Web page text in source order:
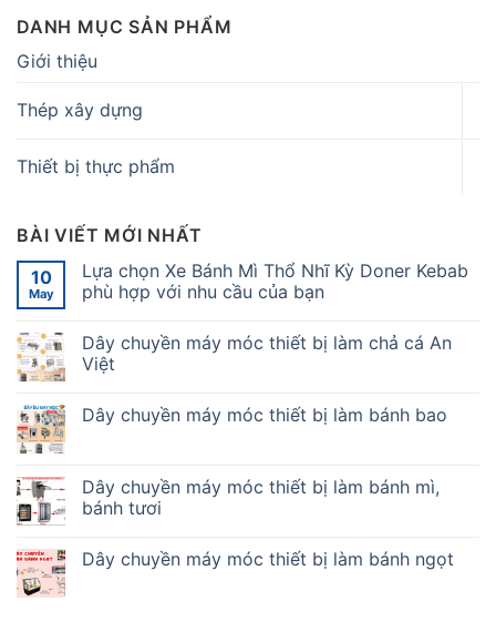
DANH MỤC SẢN PHẨM
Giới thiệu
Thép xây dựng
Thiết bị thực phẩm
BÀI VIẾT MỚI NHẤT
10
May
Lựa chọn Xe Bánh Mì Thổ Nhĩ Kỳ Doner Kebab
phù hợp với nhu cầu của bạn
Dây chuyền máy móc thiết bị làm chả cá An
Việt
Dây chuyền máy móc thiết bị làm bánh bao
Dây chuyền máy móc thiết bị làm bánh mì,
bánh tươi
Dây chuyền máy móc thiết bị làm bánh ngọt